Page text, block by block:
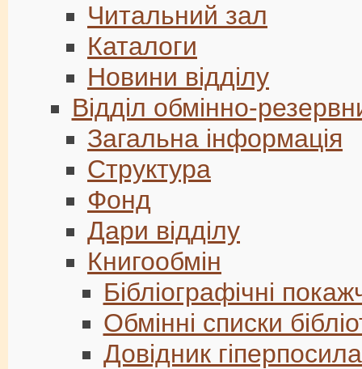
Читальний зал
Каталоги
Новини відділу
Відділ обмінно-
Загальна інформація
Структура
Фонд
Дари відділу
Книгообмін
Бібліографічні
Обмінні списки
Довідник